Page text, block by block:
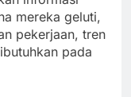
mereka geluti,
pekerjaan, tren
pada